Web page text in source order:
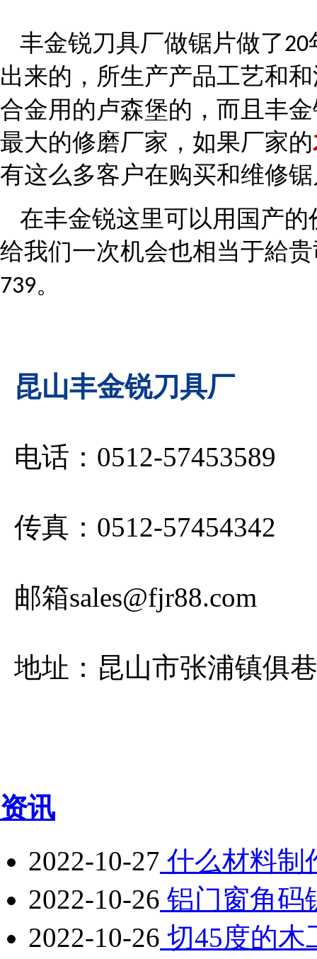
丰金锐刀具厂做锯片做了20
出来的，所生产产品工艺和
合金用的卢森堡的，而且丰
最大的修磨厂家，如果厂家的
有这么多客户在购买和维修
在丰金锐这里可以用国产
给我们一次机会也相当于給
739。
昆山丰金锐刀具厂
电话：0512-57453589
传真：0512-57454342
邮箱sales@fjr88.com
地址：昆山市张浦镇俱
资讯
2022-10-27 什么材料制
2022-10-26 铝门窗角码
2022-10-26 切45度的木